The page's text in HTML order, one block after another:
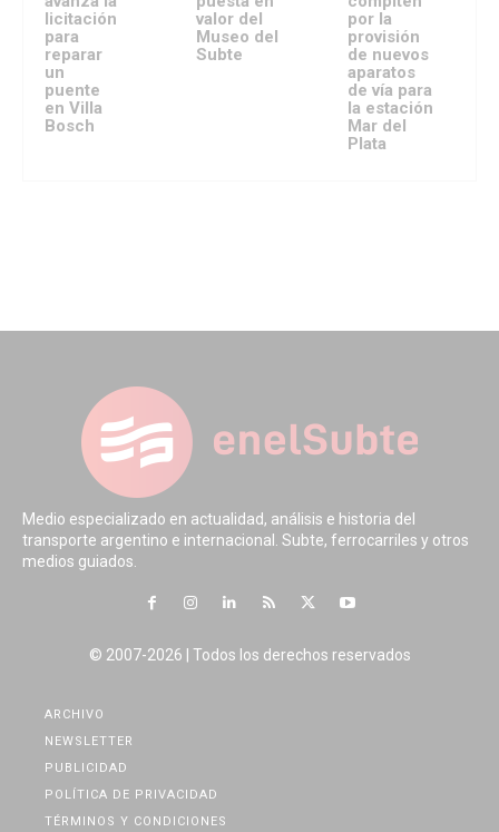
licitación
para
reparar
un
puente
en Villa
Bosch
valor del
Museo del
Subte
por la
provisión
de nuevos
aparatos
de vía para
la estación
Mar del
Plata
Medio especializado en actualidad, análisis e historia del
transporte argentino e internacional. Subte, ferrocarriles y otros
medios guiados.
© 2007-2026 | Todos los derechos reservados
ARCHIVO
NEWSLETTER
PUBLICIDAD
POLÍTICA DE PRIVACIDAD
TÉRMINOS Y CONDICIONES